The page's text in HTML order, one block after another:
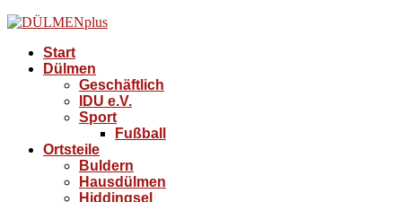
Start
Dülmen
Geschäftlich
IDU e.V.
Sport
Fußball
Ortsteile
Buldern
Hausdülmen
Hiddingsel